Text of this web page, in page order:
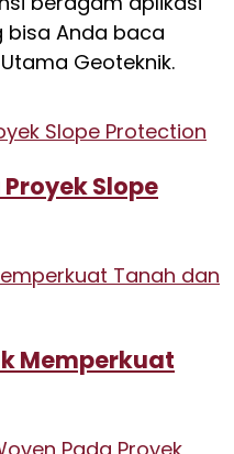
bisa Anda baca
Geoteknik.
Slope
Memperkuat